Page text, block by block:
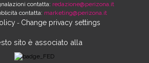
contatta: redazione@perizona.it
contatta: marketing@perizona.it
- Change privacy settings
sito è associato alla